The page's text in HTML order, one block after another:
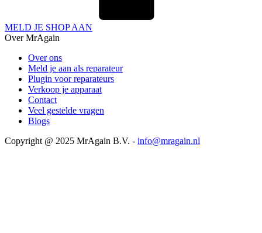
MELD JE SHOP AAN
Over MrAgain
Over ons
Meld je aan als reparateur
Plugin voor reparateurs
Verkoop je apparaat
Contact
Veel gestelde vragen
Blogs
Copyright @ 2025 MrAgain B.V. - info@mragain.nl